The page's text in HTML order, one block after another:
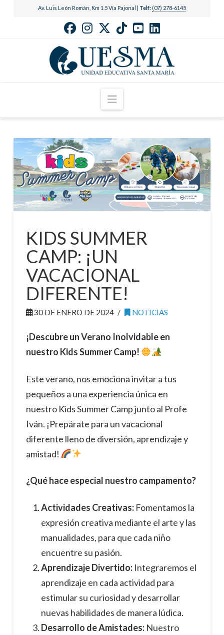
Av. Luis León Román, Km 1.5 Vía Pajonal | Telf: (07) 278-6145
Navigation
KIDS SUMMER
CAMP: ¡UN
VACACIONAL
DIFERENTE!
30 DE ENERO DE 2024 NOTICIAS
¡Descubre un Verano Inolvidable en
nuestro Kids Summer Camp!
Este verano, nos emociona invitar a tus
pequeños a una experiencia única en
nuestro Kids Summer Camp junto al Profe
Iván. ¡Prepárate para un vacacional
diferente lleno de diversión, aprendizaje y
amistad!
¿Qué hace especial nuestro campamento?
Actividades Creativas:Fomentamos la
expresión creativa mediante el arte y las
manualidades, para que cada niño
encuentre su pasión.
Aprendizaje Divertido:Integraremos el
aprendizaje en cada actividad para
estimular su curiosidad y desarrollar
nuevas habilidades de manera lúdica.
Desarrollo de Amistades:Nuestro